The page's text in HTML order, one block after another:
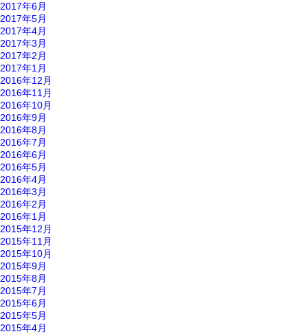
2017年6月
2017年5月
2017年4月
2017年3月
2017年2月
2017年1月
2016年12月
2016年11月
2016年10月
2016年9月
2016年8月
2016年7月
2016年6月
2016年5月
2016年4月
2016年3月
2016年2月
2016年1月
2015年12月
2015年11月
2015年10月
2015年9月
2015年8月
2015年7月
2015年6月
2015年5月
2015年4月